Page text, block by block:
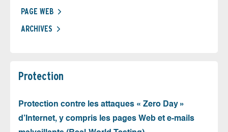
PAGE WEB
ARCHIVES
Protection
Protection contre les attaques « Zero Day »
d’Internet, y compris les pages Web et e-mails